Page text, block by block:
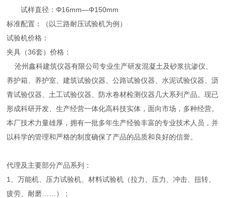
试样直径：Φ16mm—Φ150mm
标准配置：（以三路耐压试验机为例）
试验机价格：
夹具（36套）价格：
沧州鑫科建筑仪器有限公司专业生产研发混凝土及砂浆抗渗仪、
养护箱、养护室、建筑试验仪器、公路试验仪器、水泥试验仪器、沥
青试验仪器、土工试验仪器、防水卷材检测仪器几大系列产品。现已
形成科研开发、生产经营一体化高科技实体，面向市场，多种经营。
本厂技术力量雄厚，拥有一批多年生产经验丰富的专业技术人员，并
以科学的管理和严格的制度确保了产品的品质和良好的信誉。
代理及主要部分产品系列：
1、万能机、压力试验机、材料试验机（拉力、压力、冲击、扭转、
疲劳、耐磨……）；